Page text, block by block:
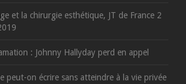
et la chirurgie esthétique, JT de France 2
: Johnny Hallyday perd en appel
peut-on écrire sans atteindre à la vie privée